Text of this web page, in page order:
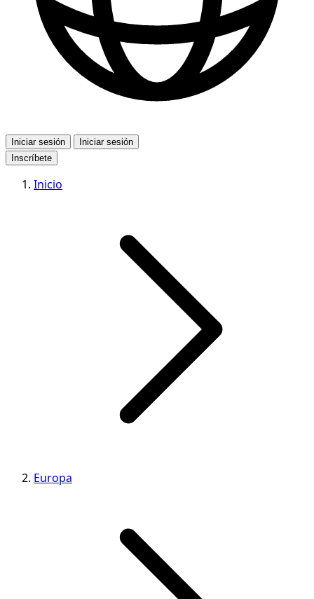
Iniciar sesión
Iniciar sesión
Inscríbete
Inicio
Europa